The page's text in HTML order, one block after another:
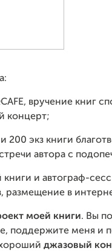
вручение книг
концерт;
200 экз книги
автора с
книги и автограф-
размещение в
моей книги. Вы
поддержите меня и
джазовый